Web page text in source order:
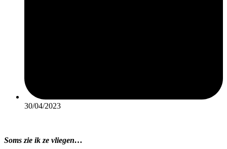
30/04/2023
Soms zie ik ze vliegen…